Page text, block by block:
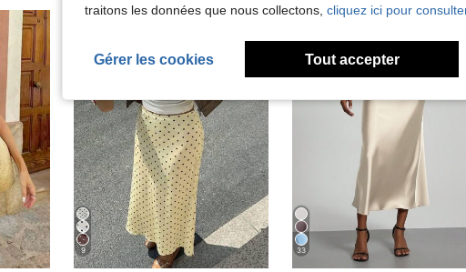
9 33
traitons les données que nous collectons, cliquez ici pour
Gérer les cookies Tout accepter